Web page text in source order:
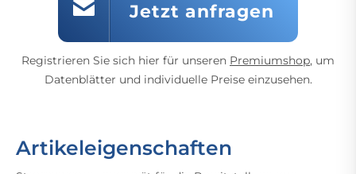
Jetzt anfragen
Registrieren Sie sich hier für unseren Premiumshop, um
Datenblätter und individuelle Preise einzusehen.
Artikeleigenschaften